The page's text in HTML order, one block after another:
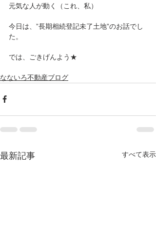
元気な人が動く（これ、私）
今日は、”長期相続登記未了土地”のお話でし
た。
では、ごきげんよう★
なないろ不動産ブログ
最新記事 すべて表示